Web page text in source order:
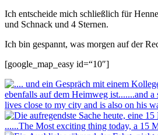
Ich entscheide mich schließlich für
und Schnack und 4 Sternen.
Ich bin gespannt, was morgen auf der
[google_map_easy id=“10″]